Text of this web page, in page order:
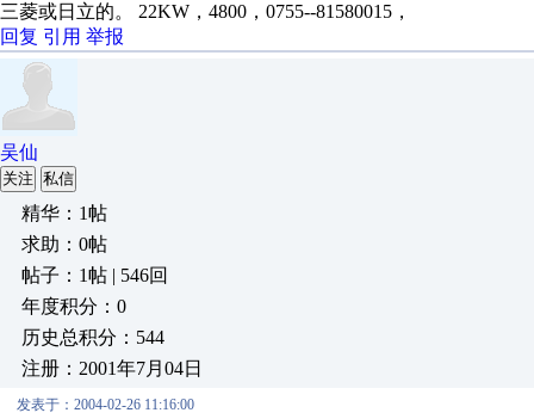
三菱或日立的。 22KW，4800，0755--81580015，
回复 引用 举报
吴仙
关注 私信
精华：1帖
求助：0帖
帖子：1帖 | 546回
年度积分：0
历史总积分：544
注册：2001年7月04日
发表于：2004-02-26 11:16:00